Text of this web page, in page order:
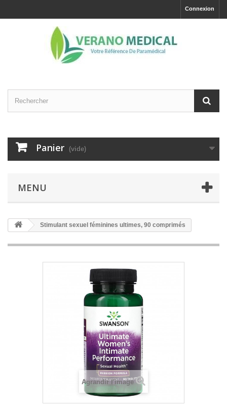
Connexion
Panier (vide)
MENU
Stimulant sexuel féminines ultimes, 90 comprimés
Agrandir l'image